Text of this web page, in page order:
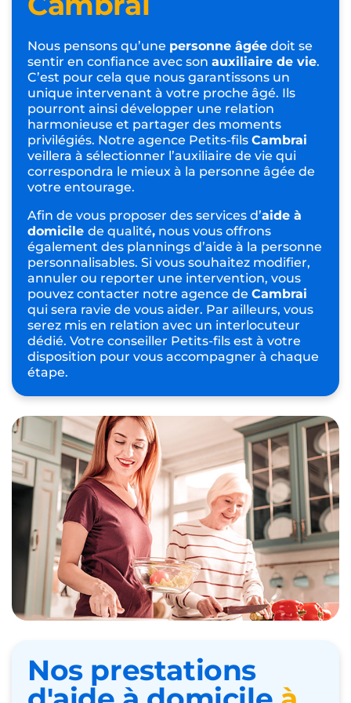
avoir rapidement beaucoup de
POSTULER
Le service à la
personne âgée
Cambrai
Nous pensons qu’unepersonne âgéedoit se
sentir en confiance avec sonauxiliaire de vie
C’est pour cela que nous garantissons un
unique intervenant à votre proche âgé. Ils
pourront ainsi développer une relation
harmonieuse et partager des moments
privilégiés. Notre agence Petits-filsCambrai
veillera à sélectionner l’auxiliaire de vie qui
Afin de vous proposer des services d’aide à
domicilede qualité,nous vous offrons
également des plannings d’aide à la personne
personnalisables. Si vous souhaitez modifier,
annuler ou reporter une intervention, vous
pouvez contacter notre agence deCambrai
qui sera ravie de vous aider. Par ailleurs, vous
serez mis en relation avec un interlocuteur
dédié. Votre conseiller Petits-fils est à votre
disposition pour vous accompagner à chaque
étape.